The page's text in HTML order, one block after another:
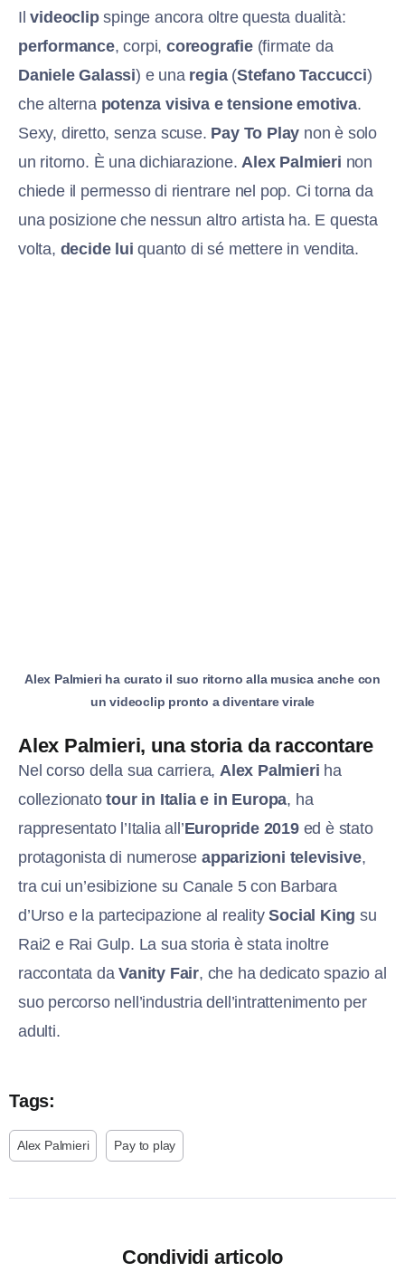
Ilvideoclipspinge ancora oltre questa dualità:
performance, corpi,coreografie(firmate da
Daniele Galassi) e una regia(Stefano Taccucci)
che alterna potenza visiva e tensione emotiva.
Sexy, diretto, senza scuse. Pay To Play non è solo
un ritorno. È una dichiarazione. Alex Palmieri non
chiede il permesso di rientrare nel pop. Ci torna da
una posizione che nessun altro artista ha. E questa
volta, decide lui quanto di sé mettere in vendita.
Alex Palmieri ha curato il suo ritorno alla musica anche con
un videoclip pronto a diventare virale
Alex Palmieri, una storia da raccontare
Nel corso della sua carriera, Alex Palmieri ha
collezionatotour in Italia e in Europa, ha
rappresentato l’Italia all’Europride 2019 ed è stato
protagonista di numeroseapparizioni televisive,
tra cui un’esibizione su Canale 5 con Barbara
d’Urso e la partecipazione al realitySocial King su
Rai2 e Rai Gulp. La sua storia è stata inoltre
raccontata daVanity Fair, che ha dedicato spazio al
suo percorso nell’industria dell’intrattenimento per
adulti.
Tags:
Alex Palmieri Pay to play
Condividi articolo